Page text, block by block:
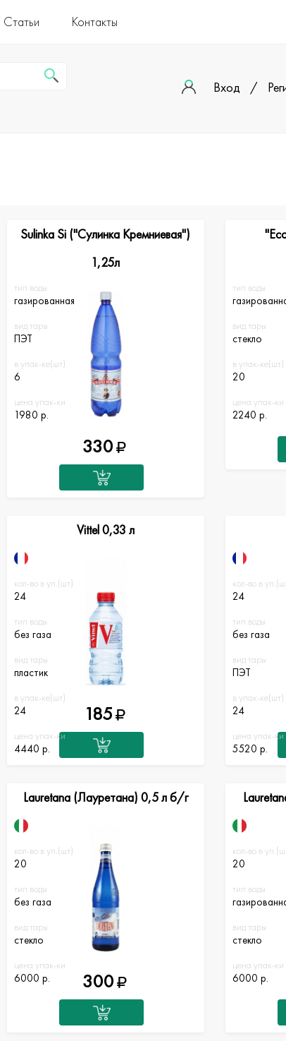
Статьи Контакты
Вход /
тип воды
газированная
вид тары
ПЭТ
в упак-ке(шт)
6
цена упак-ки
1980 р.
Sulinka Si ("Сулинка Кремниевая")
1,25л
330
тип воды
вид тары
стекло
в упак-ке(шт)
20
цена упак-ки
2240 р.
кол-во в уп.(шт)
24
тип воды
без газа
вид тары
пластик
в упак-ке(шт)
24
цена упак-ки
4440 р.
Vittel 0,33 л
185
кол-во в
24
тип воды
без газа
вид тары
ПЭТ
в упак-ке(шт)
24
цена упак-ки
5520 р.
кол-во в уп.(шт)
20
тип воды
без газа
вид тары
стекло
цена упак-ки
6000 р.
Lauretana (Лауретана) 0,5 л б/г
300
кол-во в
20
тип воды
вид тары
стекло
цена упак-ки
6000 р.